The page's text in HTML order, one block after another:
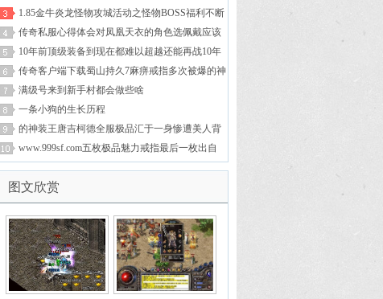
1.85金牛炎龙怪物攻城活动之怪物BOSS福利不断
传奇私服心得体会对凤凰天衣的角色选佩戴应该
注意哪些
10年前顶级装备到现在都难以超越还能再战10年
（续）
传奇客户端下载蜀山持久7麻痹戒指多次被爆的神
奇经历
满级号来到新手村都会做些啥
一条小狗的生长历程
的神装王唐吉柯德全服极品汇于一身惨遭美人背
刺
www.999sf.com五枚极品魅力戒指最后一枚出自
图文欣赏